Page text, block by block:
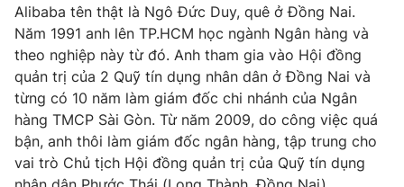
Liên hệ tòa soạn English
THỜI BÁO VTV
Alibaba tên thật là Ngô Đức Duy, quê ở Đồng Nai.
Năm 1991 anh lên TP.HCM học ngành Ngân hàng và
theo nghiệp này từ đó. Anh tham gia vào Hội đồng
quản trị của 2 Quỹ tín dụng nhân dân ở Đồng Nai và
từng có 10 năm làm giám đốc chi nhánh của Ngân
hàng TMCP Sài Gòn. Từ năm 2009, do công việc quá
bận, anh thôi làm giám đốc ngân hàng, tập trung cho
vai trò Chủ tịch Hội đồng quản trị của Quỹ tín dụng